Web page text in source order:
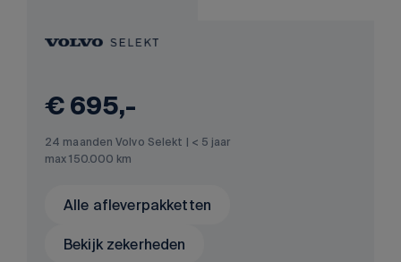
€ 695,-
24 maanden Volvo Selekt | < 5 jaar
max 150.000 km
Alle afleverpakketten
Bekijk zekerheden